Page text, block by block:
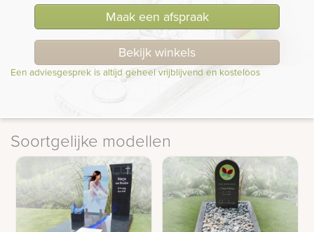
Maak een afspraak
Bekijk winkels
Een adviesgesprek is altijd geheel vrijblijvend en kosteloos
Soortgelijke modellen